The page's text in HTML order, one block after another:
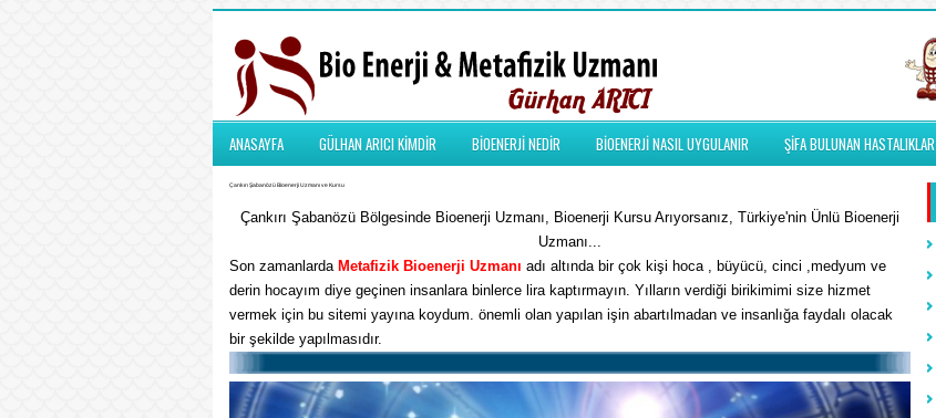
ANASAYFA GÜLHAN ARICI KİMDİR BİOENERJİ NEDİR BİOENERJİ NASIL UYGULANIR ŞİFA BULUNAN HASTALIKLAR
Çankırı Şabanözü Bioenerji Uzmanı ve Kursu
Çankırı Şabanözü Bölgesinde Bioenerji Uzmanı, Bioenerji Kursu Arıyorsanız, Türkiye'nin Ünlü Bioenerji
Uzmanı...
Son zamanlarda Metafizik Bioenerji Uzmanı adı altında bir çok kişi hoca , büyücü, cinci ,medyum ve
derin hocayım diye geçinen insanlara binlerce lira kaptırmayın. Yılların verdiği birikimimi size hizmet
vermek için bu sitemi yayına koydum. önemli olan yapılan işin abartılmadan ve insanlığa faydalı olacak
bir şekilde yapılmasıdır.